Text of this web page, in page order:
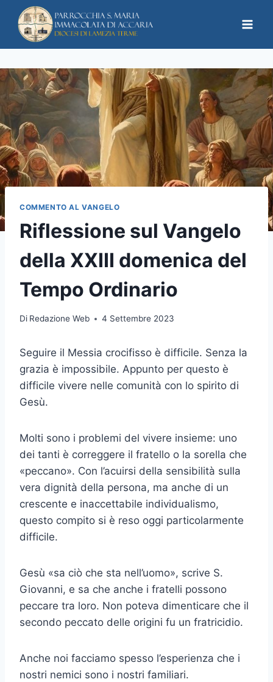
COMMENTO AL VANGELO
Riflessione sul Vangelo
della XXIII domenica del
Tempo Ordinario
Di Redazione Web 4 Settembre 2023
Seguire il Messia crocifisso è difficile. Senza la
grazia è impossibile. Appunto per questo è
difficile vivere nelle comunità con lo spirito di
Gesù.
Molti sono i problemi del vivere insieme: uno
dei tanti è correggere il fratello o la sorella che
«peccano». Con l’acuirsi della sensibilità sulla
vera dignità della persona, ma anche di un
crescente e inaccettabile individualismo,
questo compito si è reso oggi particolarmente
difficile.
Gesù «sa ciò che sta nell’uomo», scrive S.
Giovanni, e sa che anche i fratelli possono
peccare tra loro. Non poteva dimenticare che il
secondo peccato delle origini fu un fratricidio.
Anche noi facciamo spesso l’esperienza che i
nostri nemici sono i nostri familiari.